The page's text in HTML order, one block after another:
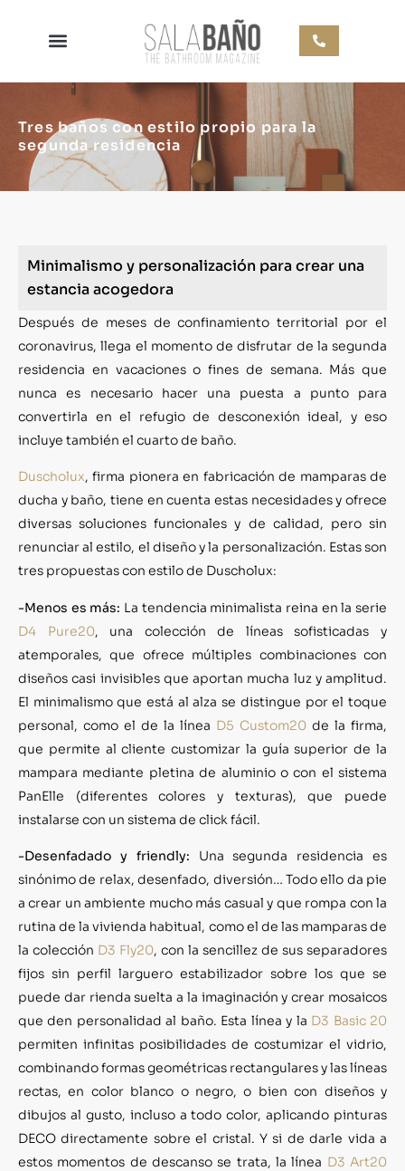
Tres baños con estilo propio para la
segunda residencia
Minimalismo y personalización para crear una
estancia acogedora
Después de meses de confinamiento territorial por el
coronavirus, llega el momento de disfrutar de la segunda
residencia en vacaciones o fines de semana. Más que
nunca es necesario hacer una puesta a punto para
convertirla en el refugio de desconexión ideal, y eso
incluye también el cuarto de baño.
Duscholux, firma pionera en fabricación de mamparas de
ducha y baño, tiene en cuenta estas necesidades y ofrece
diversas soluciones funcionales y de calidad, pero sin
renunciar al estilo, el diseño y la personalización. Estas son
tres propuestas con estilo de Duscholux:
-Menos es más: La tendencia minimalista reina en la serie
D4 Pure20, una colección de líneas sofisticadas y
atemporales, que ofrece múltiples combinaciones con
diseños casi invisibles que aportan mucha luz y amplitud.
El minimalismo que está al alza se distingue por el toque
personal, como el de la línea D5 Custom20 de la firma,
que permite al cliente customizar la guía superior de la
mampara mediante pletina de aluminio o con el sistema
PanElle (diferentes colores y texturas), que puede
instalarse con un sistema de click fácil.
-Desenfadado y friendly: Una segunda residencia es
sinónimo de relax, desenfado, diversión… Todo ello da pie
a crear un ambiente mucho más casual y que rompa con la
rutina de la vivienda habitual, como el de las mamparas de
la colección D3 Fly20, con la sencillez de sus separadores
fijos sin perfil larguero estabilizador sobre los que se
puede dar rienda suelta a la imaginación y crear mosaicos
que den personalidad al baño. Esta línea y la D3 Basic 20
permiten infinitas posibilidades de costumizar el vidrio,
combinando formas geométricas rectangulares y las líneas
rectas, en color blanco o negro, o bien con diseños y
dibujos al gusto, incluso a todo color, aplicando pinturas
DECO directamente sobre el cristal. Y si de darle vida a
estos momentos de descanso se trata, la línea D3 Art20